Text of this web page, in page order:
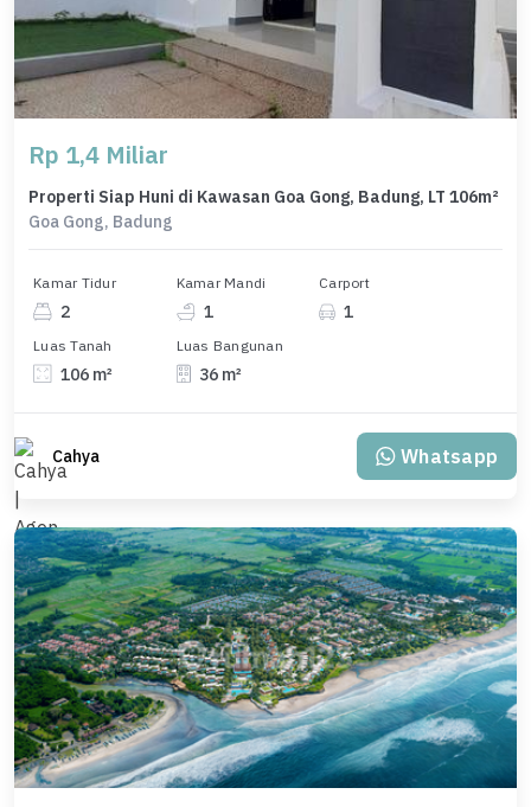
Rp 1,4 Miliar
Properti Siap Huni di Kawasan Goa Gong, Badung, LT 106m²
Goa Gong, Badung
Kamar Tidur
2
Kamar Mandi
1
Carport
1
Luas Tanah
106 m²
Luas Bangunan
36 m²
Cahya Whatsapp